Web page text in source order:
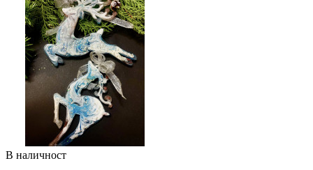
В наличност